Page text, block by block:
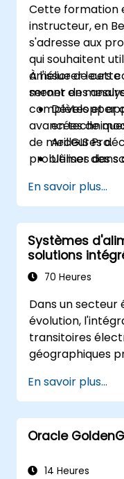
Cette formation
instructeur, en
s'adresse aux
qui souhaitent
améliorer leurs
mener des
complètes et
avancées de
de meilleures
problèmes dans
À l'issue de
seront en
Développer
en
ArcGIS Pro.
Utiliser des
complexe de
Appliquer la
résolution
scénarios
Conduire
pour une
Intégrer des
externes et
données
En savoir plus...
Systèmes
solutions
70 Heures
Dans un
évolution,
transitoires
géographiques
dépendance à
engendre des
significatifs. Ce
jours, dispensé à
et la gestion
En savoir plus...
Oracle
14 Heures